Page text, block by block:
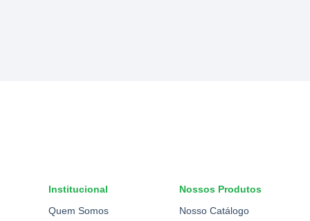
Institucional
Quem Somos
Nossos Produtos
Nosso Catálogo